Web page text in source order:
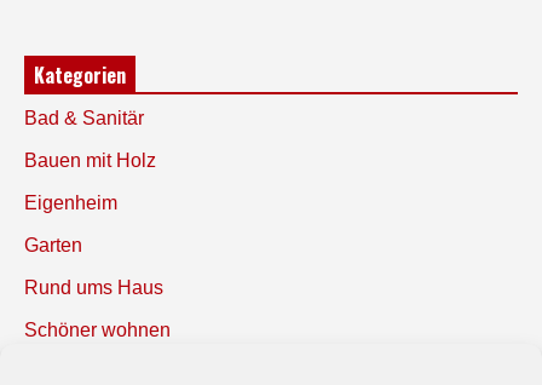
Kategorien
Bad & Sanitär
Bauen mit Holz
Eigenheim
Garten
Rund ums Haus
Schöner wohnen